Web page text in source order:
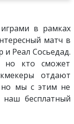
в рамках
матч в
Реал Сосьедад.
но кто сможет
отдают
но мы с этим не
наш бесплатный